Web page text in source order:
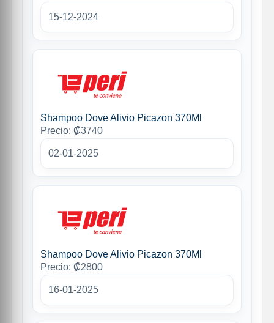
15-12-2024
Shampoo Dove Alivio Picazon 370Ml
Precio: ₡3740
02-01-2025
Shampoo Dove Alivio Picazon 370Ml
Precio: ₡2800
16-01-2025